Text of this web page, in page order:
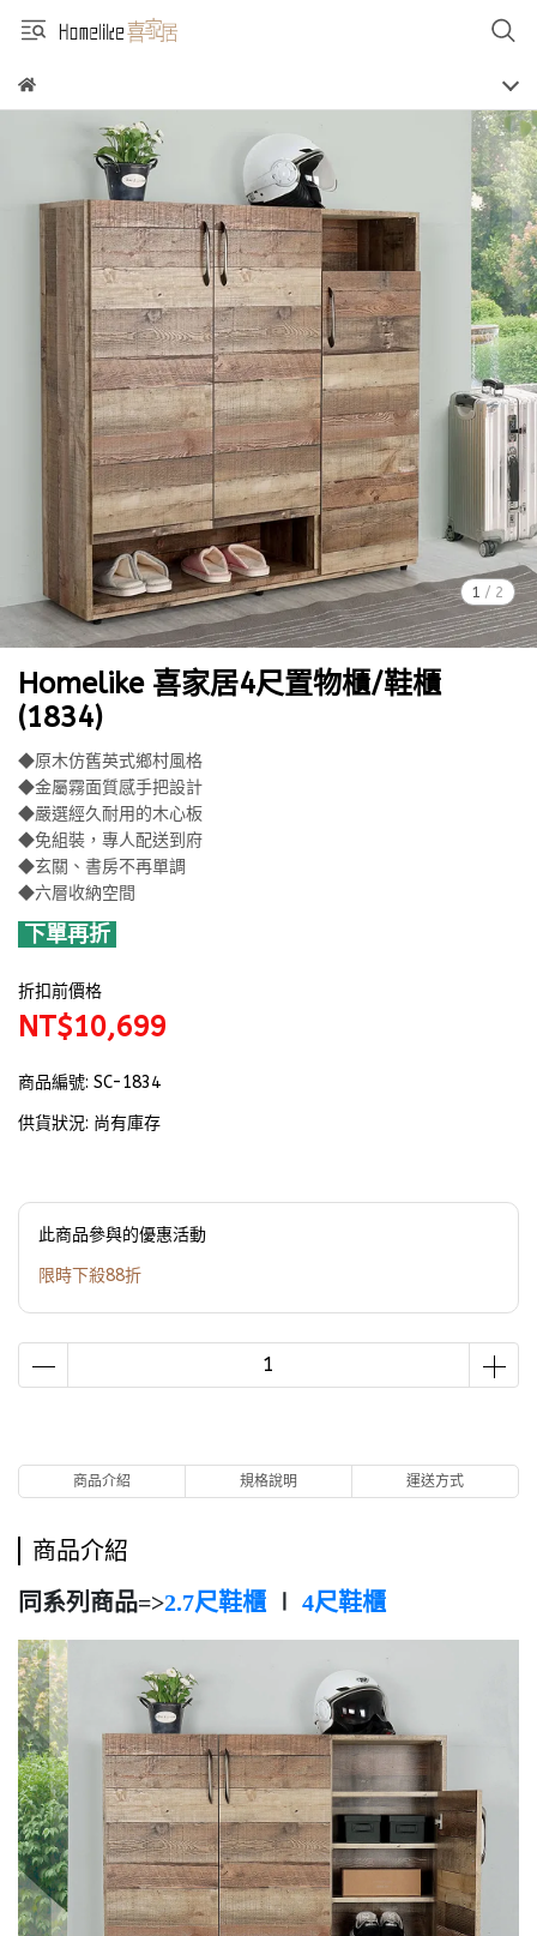
1 / 2
Homelike 喜家居4尺置物櫃/鞋櫃
(1834)
◆原木仿舊英式鄉村風格
◆金屬霧面質感手把設計
◆嚴選經久耐用的木心板
◆免組裝，專人配送到府
◆玄關、書房不再單調
◆六層收納空間
下單再折
折扣前價格
NT$10,699
商品編號: SC-1834
供貨狀況: 尚有庫存
此商品參與的優惠活動
限時下殺88折
商品介紹 規格說明 運送方式
商品介紹
同系列商品=>2.7尺鞋櫃 4尺鞋櫃